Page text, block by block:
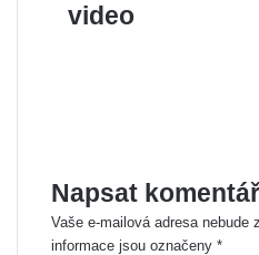
video
Napsat komentář
Vaše e-mailová adresa nebude
informace jsou označeny *